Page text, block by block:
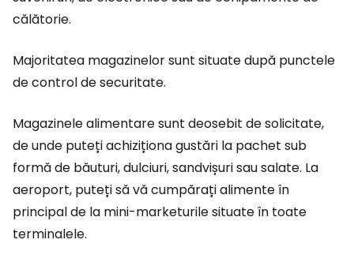
călătorie.
Majoritatea magazinelor sunt situate după punctele
de control de securitate.
Magazinele alimentare sunt deosebit de solicitate,
de unde puteți achiziționa gustări la pachet sub
formă de băuturi, dulciuri, sandvișuri sau salate. La
aeroport, puteți să vă cumpărați alimente în
principal de la mini-marketurile situate în toate
terminalele.